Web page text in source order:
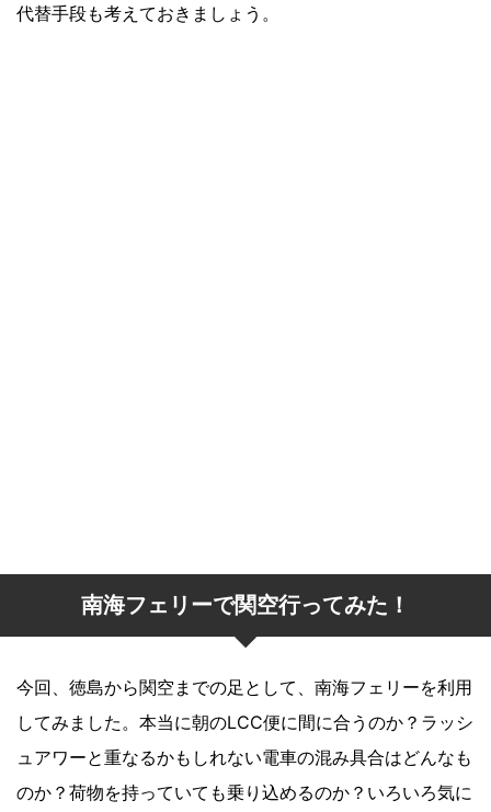
代替手段も考えておきましょう。
南海フェリーで関空行ってみた！
今回、徳島から関空までの足として、南海フェリーを利用
してみました。本当に朝のLCC便に間に合うのか？ラッシ
ュアワーと重なるかもしれない電車の混み具合はどんなも
のか？荷物を持っていても乗り込めるのか？いろいろ気に